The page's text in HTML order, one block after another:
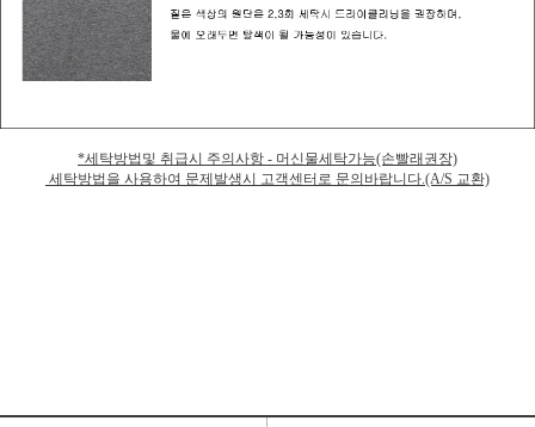
*세탁방법및 취급시 주의사항 - 머신물세탁가능(손빨래권장)
세탁방법을 사용하여 문제발생시 고객센터로 문의바랍니다.(A/S 교환)